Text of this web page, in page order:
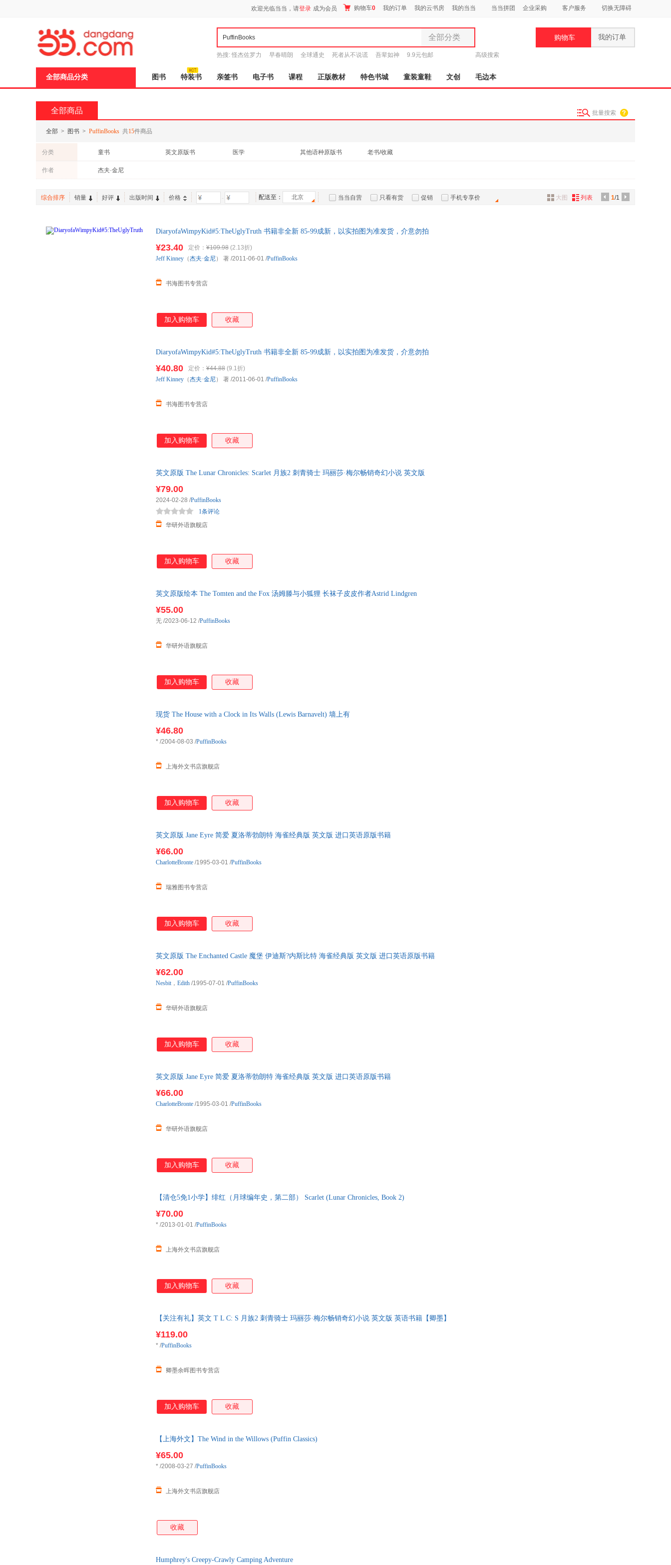
欢迎光临当当，请登录 成为会员 购物车0 我的订单 我的云书房 我的当当 当当拼团 企业采购 客户服务 切换无障碍
全部分类
全部分类
图书
电子书
家具装饰
热搜: 怪杰佐罗力 早春晴朗 全球通史 死者从不说谎 吾辈如神 9.9元包邮 高级搜索
购物车 我的订单
全部商品分类 图书 特装书 亲签书 电子书 课程 正版教材 特色书城 童装童鞋 文创 毛边本
全部商品 批量搜索
全部 > 图书 > PuffinBooks 共15件商品
分类 童书 英文原版书 医学 其他语种原版书 老书/收藏
作者 杰夫·金尼
综合排序 销量 好评 出版时间 价格 - 配送至： 北京 当当自营 只看有货 促销 手机专享价 1/1
大图 列表
DiaryofaWimpyKid#5:TheUglyTruth 书籍非全新 85-99成新，以实拍图为准发货，介意勿拍
¥23.40 定价： ¥109.98 (2.13折)
书海图书专营店
Jeff Kinney （杰夫·金尼） 著 /2011-06-01 /PuffinBooks
加入购物车 收藏
DiaryofaWimpyKid#5:TheUglyTruth 书籍非全新 85-99成新，以实拍图为准发货，介意勿拍
¥40.80 定价： ¥44.88 (9.1折)
书海图书专营店
Jeff Kinney （杰夫·金尼） 著 /2011-06-01 /PuffinBooks
加入购物车 收藏
英文原版 The Lunar Chronicles: Scarlet 月族2 刺青骑士 玛丽莎·梅尔畅销奇幻小说 英文版
¥79.00
华研外语旗舰店
1条评论
2024-02-28 /PuffinBooks
加入购物车 收藏
英文原版绘本 The Tomten and the Fox 汤姆滕与小狐狸 长袜子皮皮作者Astrid Lindgren
¥55.00
华研外语旗舰店
无 /2023-06-12 /PuffinBooks
加入购物车 收藏
现货 The House with a Clock in Its Walls (Lewis Barnavelt) 墙上有
¥46.80
上海外文书店旗舰店
* /2004-08-03 /PuffinBooks
加入购物车 收藏
英文原版 Jane Eyre 简爱 夏洛蒂勃朗特 海雀经典版 英文版 进口英语原版书籍
¥66.00
瑞雅图书专营店
CharlotteBronte /1995-03-01 /PuffinBooks
加入购物车 收藏
英文原版 The Enchanted Castle 魔堡 伊迪斯?内斯比特 海雀经典版 英文版 进口英语原版书籍
¥62.00
华研外语旗舰店
Nesbit， Edith /1995-07-01 /PuffinBooks
加入购物车 收藏
英文原版 Jane Eyre 简爱 夏洛蒂勃朗特 海雀经典版 英文版 进口英语原版书籍
¥66.00
华研外语旗舰店
CharlotteBronte /1995-03-01 /PuffinBooks
加入购物车 收藏
【清仓5免1小学】绯红（月球编年史，第二部） Scarlet (Lunar Chronicles, Book 2)
¥70.00
上海外文书店旗舰店
* /2013-01-01 /PuffinBooks
加入购物车 收藏
【关注有礼】英文 T L C: S 月族2 刺青骑士 玛丽莎·梅尔畅销奇幻小说 英文版 英语书籍【卿墨】
¥119.00
卿墨余晖图书专营店
* /PuffinBooks
加入购物车 收藏
【上海外文】The Wind in the Willows (Puffin Classics)
¥65.00
上海外文书店旗舰店
* /2008-03-27 /PuffinBooks
收藏
Humphrey's Creepy-Crawly Camping Adventure
页